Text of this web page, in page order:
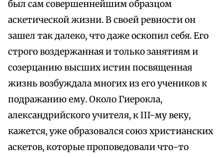
был сам совершеннейшим образцом
аскетической жизни. В своей ревности он
зашел так далеко, что даже оскопил себя. Его
строго воздержанная и только занятиям и
созерцанию высших истин посвященная
жизнь возбуждала многих из его учеников к
подражанию ему. Около Гиерокла,
александрийского учителя, к III-му веку,
кажется, уже образовался союз христианских
аскетов, которые проповедовали что-то